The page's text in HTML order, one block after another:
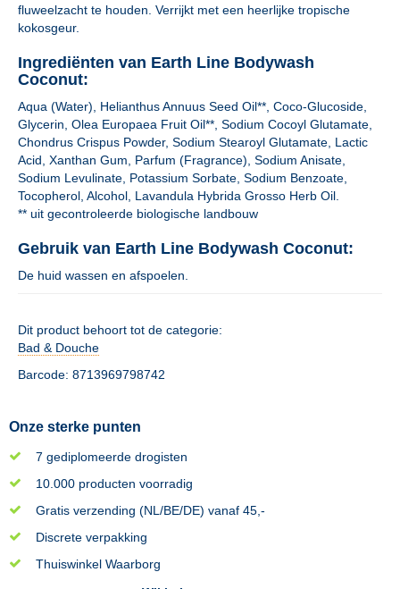
fluweelzacht te houden. Verrijkt met een heerlijke tropische
kokosgeur.
Ingrediënten van Earth Line Bodywash
Coconut:
Aqua (Water), Helianthus Annuus Seed Oil**, Coco-Glucoside,
Glycerin, Olea Europaea Fruit Oil**, Sodium Cocoyl Glutamate,
Chondrus Crispus Powder, Sodium Stearoyl Glutamate, Lactic
Acid, Xanthan Gum, Parfum (Fragrance), Sodium Anisate,
Sodium Levulinate, Potassium Sorbate, Sodium Benzoate,
Tocopherol, Alcohol, Lavandula Hybrida Grosso Herb Oil.
** uit gecontroleerde biologische landbouw
Gebruik van Earth Line Bodywash Coconut:
De huid wassen en afspoelen.
Dit product behoort tot de categorie:
Bad & Douche
Barcode: 8713969798742
Onze sterke punten
7 gediplomeerde drogisten
10.000 producten voorradig
Gratis verzending (NL/BE/DE) vanaf 45,-
Discrete verpakking
Thuiswinkel Waarborg